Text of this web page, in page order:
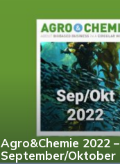
Agro&Chemie 2022 –
September/Oktober